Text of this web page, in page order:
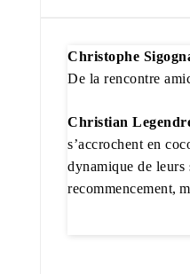
Christophe
De la rencontre
Christian
s’accrochent en
dynamique de leurs
recommencement,